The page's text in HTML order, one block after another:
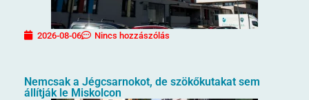
2026-08-06 Nincs hozzászólás
Nemcsak a Jégcsarnokot, de szökőkutakat sem
állítják le Miskolcon